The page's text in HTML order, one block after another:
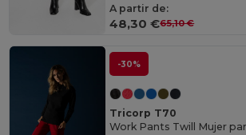
A partir de:
48,30 €65,10 €
-30%
Tricorp T70